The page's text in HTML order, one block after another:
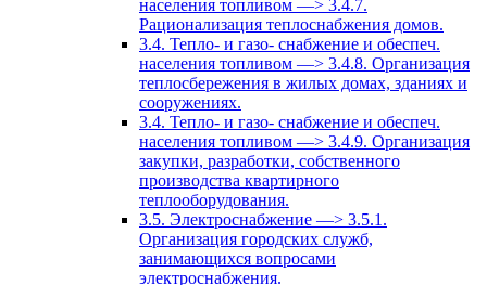
населения топливом —> 3.4.7.
Рационализация теплоснабжения домов.
3.4. Тепло- и газо- снабжение и обеспеч.
населения топливом —> 3.4.8. Организация
теплосбережения в жилых домах, зданиях и
сооружениях.
3.4. Тепло- и газо- снабжение и обеспеч.
населения топливом —> 3.4.9. Организация
закупки, разработки, собственного
производства квартирного
теплооборудования.
3.5. Электроснабжение —> 3.5.1.
Организация городских служб,
занимающихся вопросами
электроснабжения.